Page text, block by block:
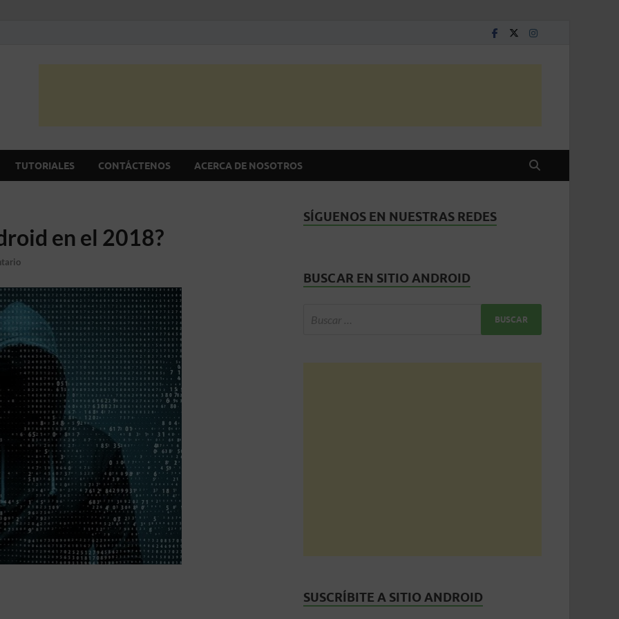
TUTORIALES CONTÁCTENOS ACERCA DE NOSOTROS
en el 2018?
SÍGUENOS EN NUESTRAS REDES
BUSCAR EN SITIO ANDROID
SUSCRÍBITE A SITIO ANDROID